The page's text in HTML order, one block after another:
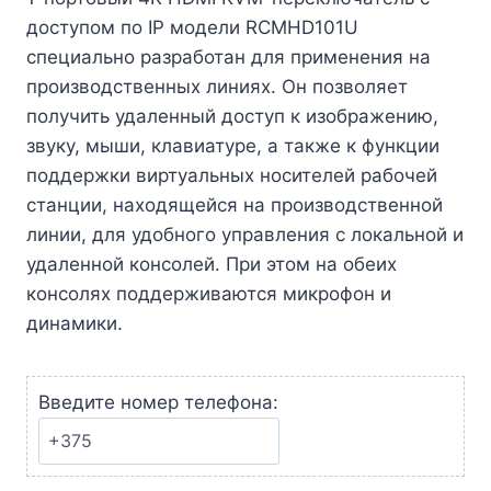
доступом по IP модели RCMHD101U
специально разработан для применения на
производственных линиях. Он позволяет
получить удаленный доступ к изображению,
звуку, мыши, клавиатуре, а также к функции
поддержки виртуальных носителей рабочей
станции, находящейся на производственной
линии, для удобного управления с локальной и
удаленной консолей. При этом на обеих
консолях поддерживаются микрофон и
динамики.
Введите номер телефона: